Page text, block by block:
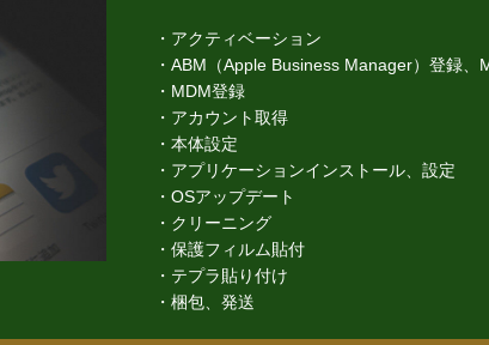
・アクティベーション
・ABM（Apple Business Manager）登録、
・MDM登録
・アカウント取得
・本体設定
・アプリケーションインストール、設定
・OSアップデート
・クリーニング
・保護フィルム貼付
・テプラ貼り付け
・梱包、発送